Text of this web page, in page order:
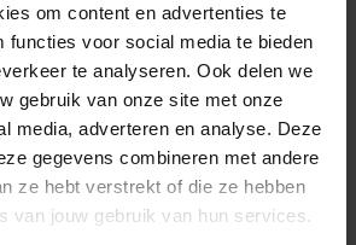
om content en advertenties te
functies voor social media te bieden
te analyseren. Ook delen we
gebruik van onze site met onze
media, adverteren en analyse. Deze
gegevens combineren met andere
ze hebt verstrekt of die ze hebben
van jouw gebruik van hun services.
(16) stofwisvoet stofwissen
(7)
beoordeling(en)